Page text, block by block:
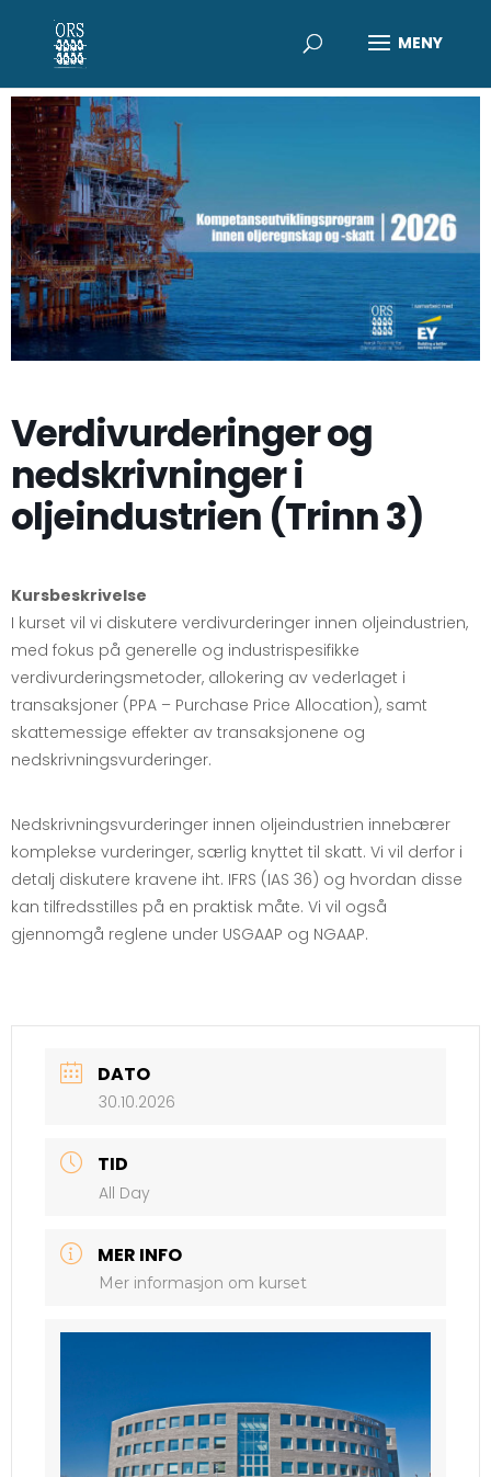
Verdivurderinger og
nedskrivninger i
oljeindustrien (Trinn 3)
Kursbeskrivelse
I kurset vil vi diskutere verdivurderinger innen oljeindustrien,
med fokus på generelle og industrispesifikke
verdivurderingsmetoder, allokering av vederlaget i
transaksjoner (PPA – Purchase Price Allocation), samt
skattemessige effekter av transaksjonene og
nedskrivningsvurderinger.
Nedskrivningsvurderinger innen oljeindustrien innebærer
komplekse vurderinger, særlig knyttet til skatt. Vi vil derfor i
detalj diskutere kravene iht. IFRS (IAS 36) og hvordan disse
kan tilfredsstilles på en praktisk måte. Vi vil også
gjennomgå reglene under USGAAP og NGAAP.
DATO
30.10.2026
TID
All Day
MER INFO
Mer informasjon om kurset